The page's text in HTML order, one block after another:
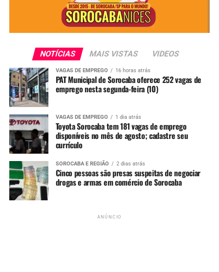
A construtora responsável pela obra foi procurada, mas
não respondeu aos questionamentos até a publicação
Com informações da TV Sorocaba/SBT
Redação
See Full Bio
TÓPICOS RELACIONADOS
SOROCABA
NOTÍCIAS MAIS VISTAS VIDEOS
VAGAS DE EMPREGO 16 horas atrás
PAT Municipal de Sorocaba oferece 252 vagas de
emprego nesta segunda-feira (10)
VAGAS DE EMPREGO 1 dia atrás
Toyota Sorocaba tem 181 vagas de emprego
disponíveis no mês de agosto; cadastre seu
currículo
SOROCABA E REGIÃO 2 dias atrás
Cinco pessoas são presas suspeitas de negociar
drogas e armas em comércio de Sorocaba
ANÚNCIO